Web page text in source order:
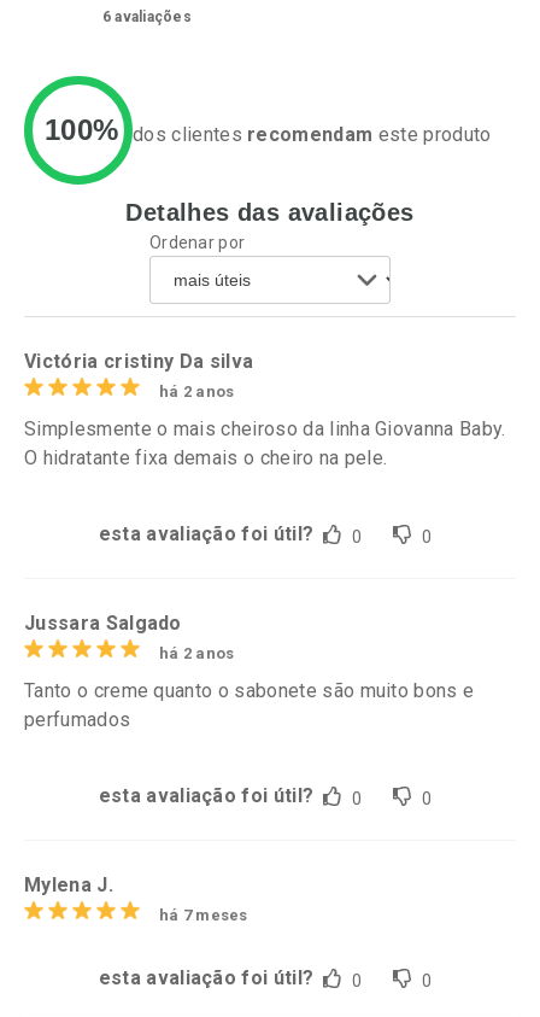
Ativar Desconto
Comprar sem Desconto
Por R$ 24,29/cada
Comprar sem Desconto
Ativar Desconto
Comprar sem Desconto
Por R$ 12,99/cada
Por R$ 12,99/cada
6 avaliações
100% dos clientes recomendam este produto
Detalhes das avaliações
Ordenar por
Victória cristiny Da silva
há 2 anos
Simplesmente o mais cheiroso da linha Giovanna Baby.
O hidratante fixa demais o cheiro na pele.
esta avaliação foi útil? 0 0
Jussara Salgado
há 2 anos
Tanto o creme quanto o sabonete são muito bons e
perfumados
esta avaliação foi útil? 0 0
Mylena J.
há 7 meses
esta avaliação foi útil? 0 0